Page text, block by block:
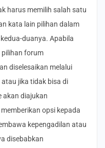
harus memilih salah satu
kata lain pilihan dalam
duanya. Apabila
pilihan forum
diselesaikan melalui
jika tidak bisa di
akan diajukan
opsi kepada
kepengadilan atau
disebabkan